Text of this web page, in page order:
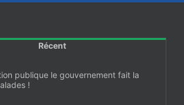
Récent
publique le gouvernement fait la
!